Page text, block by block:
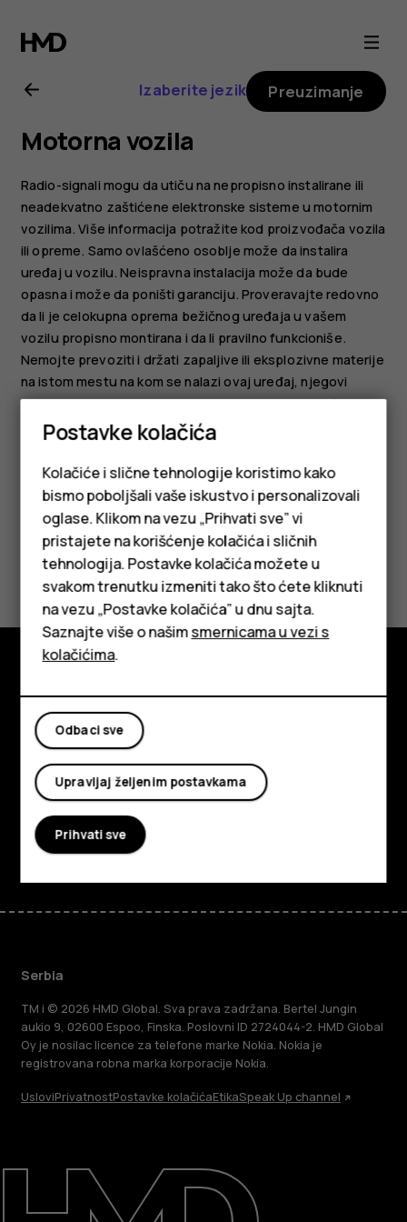
Uputstvo
za
korisnike
telefona
Nokia
G11
Pametni telefoni
Klasični telefoni
Tableti
O kompaniji
Izaberite jezik Preuzimanje
Motorna vozila
Radio-signali mogu da utiču na nepropisno instalirane ili
neadekvatno zaštićene elektronske sisteme u motornim
vozilima. Više informacija potražite kod proizvođača vozila
ili opreme. Samo ovlašćeno osoblje može da instalira
uređaj u vozilu. Neispravna instalacija može da bude
opasna i može da poništi garanciju. Proveravajte redovno
da li je celokupna oprema bežičnog uređaja u vašem
vozilu propisno montirana i da li pravilno funkcioniše.
Nemojte prevoziti i držati zapaljive ili eksplozivne materije
na istom mestu na kom se nalazi ovaj uređaj, njegovi
delovi i dodatna oprema. Ne postavljajte svoj uređaj ili
dodatnu opremu u zonu oslobađanja vazdušnog jastuka.
Da li vam je ovo bilo korisno?
Da Ne
Istražite
O kompaniji
Planet and people
Podrška
FacebookInstagram
Tiktok
Serbia
TM i © 2026 HMD Global. Sva prava zadržana. Bertel Jungin
aukio 9, 02600 Espoo, Finska. Poslovni ID 2724044-2. HMD Global
Oy je nosilac licence za telefone marke Nokia. Nokia je
registrovana robna marka korporacije Nokia.
UsloviPrivatnostPostavke kolačićaEtikaSpeak Up channel
Postavke kolačića
Kolačiće i slične tehnologije koristimo kako
bismo poboljšali vaše iskustvo i personalizovali
oglase. Klikom na vezu „Prihvati sve” vi
pristajete na korišćenje kolačića i sličnih
tehnologija. Postavke kolačića možete u
svakom trenutku izmeniti tako što ćete kliknuti
na vezu „Postavke kolačića” u dnu sajta.
Saznajte više o našimsmernicama u vezi s
kolačićima.
Odbaci sve
Upravljaj željenim postavkama
Prihvati sve